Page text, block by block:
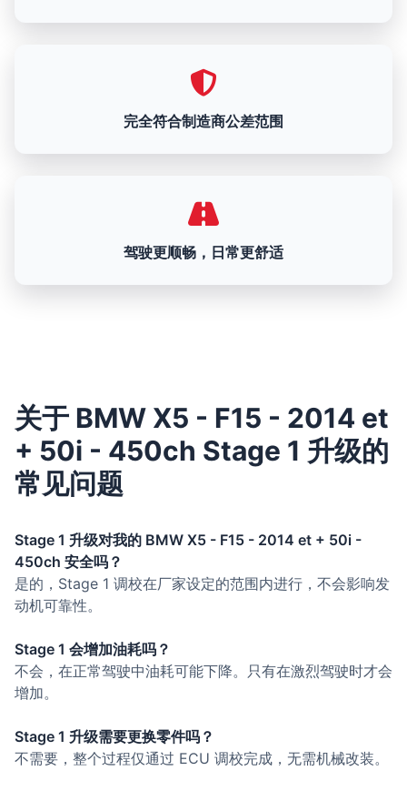
完全符合制造商公差范围
驾驶更顺畅，日常更舒适
关于 BMW X5 - F15 - 2014 et
+ 50i - 450ch Stage 1 升级的
常见问题
Stage 1 升级对我的 BMW X5 - F15 - 2014 et + 50i -
450ch 安全吗？
是的，Stage 1 调校在厂家设定的范围内进行，不会影响发
动机可靠性。
Stage 1 会增加油耗吗？
不会，在正常驾驶中油耗可能下降。只有在激烈驾驶时才会
增加。
Stage 1 升级需要更换零件吗？
不需要，整个过程仅通过 ECU 调校完成，无需机械改装。